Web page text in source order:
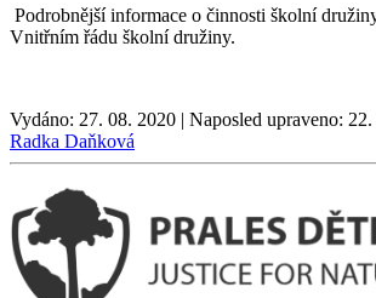
Podrobnější informace o činnosti školní
Vnitřním řádu školní družiny.
Vydáno: 27. 08. 2020 | Naposled upraveno:
Radka Daňková